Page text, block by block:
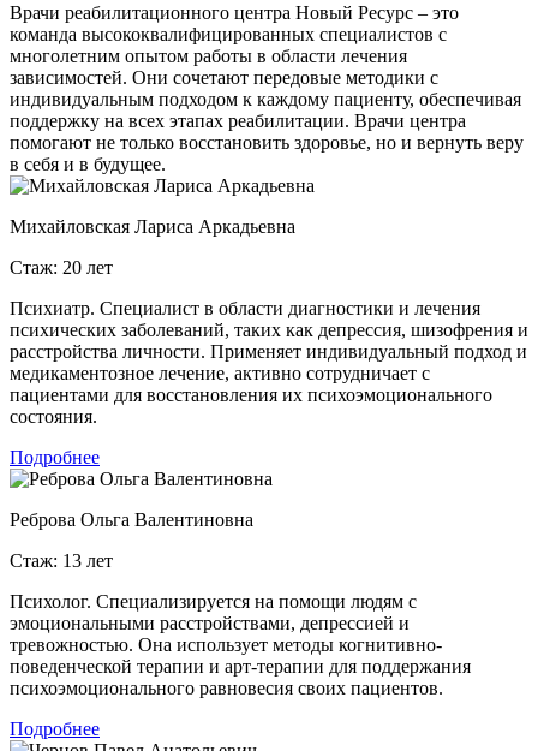
Врачи реабилитационного центра Новый Ресурс – это
команда высококвалифицированных специалистов с
многолетним опытом работы в области лечения
зависимостей. Они сочетают передовые методики с
индивидуальным подходом к каждому пациенту, обеспечивая
поддержку на всех этапах реабилитации. Врачи центра
помогают не только восстановить здоровье, но и вернуть веру
в себя и в будущее.
Михайловская Лариса Аркадьевна
Стаж: 20 лет
Психиатр. Специалист в области диагностики и лечения
психических заболеваний, таких как депрессия, шизофрения и
расстройства личности. Применяет индивидуальный подход и
медикаментозное лечение, активно сотрудничает с
пациентами для восстановления их психоэмоционального
состояния.
Подробнее
Реброва Ольга Валентиновна
Стаж: 13 лет
Психолог. Специализируется на помощи людям с
эмоциональными расстройствами, депрессией и
тревожностью. Она использует методы когнитивно-
поведенческой терапии и арт-терапии для поддержания
психоэмоционального равновесия своих пациентов.
Подробнее